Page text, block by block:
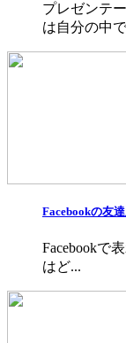
プレゼンテ
は自分の中
Facebookの友
Facebookで
はど...